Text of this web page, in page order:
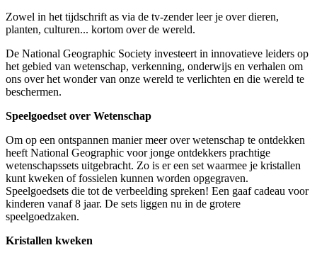
Zowel in het tijdschrift as via de tv-zender leer je over dieren,
planten, culturen... kortom over de wereld.
De National Geographic Society investeert in innovatieve leiders op
het gebied van wetenschap, verkenning, onderwijs en verhalen om
ons over het wonder van onze wereld te verlichten en die wereld te
beschermen.
Speelgoedset over Wetenschap
Om op een ontspannen manier meer over wetenschap te ontdekken
heeft National Geographic voor jonge ontdekkers prachtige
wetenschapssets uitgebracht. Zo is er een set waarmee je kristallen
kunt kweken of fossielen kunnen worden opgegraven.
Speelgoedsets die tot de verbeelding spreken! Een gaaf cadeau voor
kinderen vanaf 8 jaar. De sets liggen nu in de grotere
speelgoedzaken.
Kristallen kweken